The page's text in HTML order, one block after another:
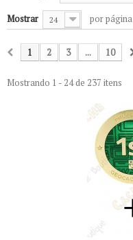
Mostrar 24 por página
1 2 3 ... 10
Mostrando 1 - 24 de 237 itens